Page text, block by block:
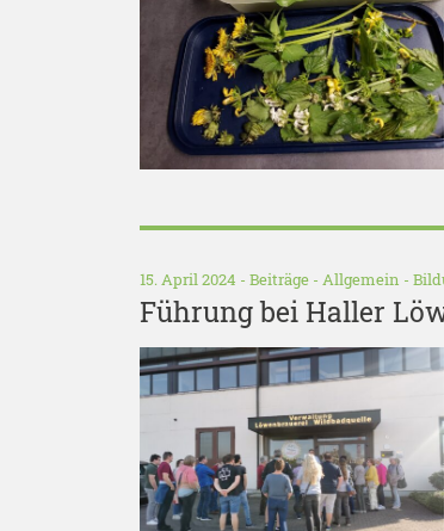
15. April 2024 - Beiträge - Allgemein -
Führung bei Haller